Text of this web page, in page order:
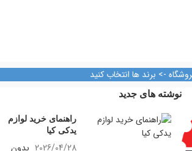
-> برند ها انتخاب کنید
نوشته های جدید
راهنمای خرید لوازم
یدکی کیا
2026/04/28 بدون